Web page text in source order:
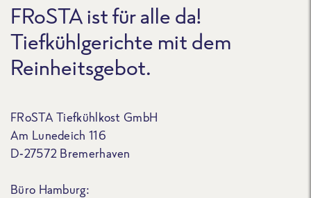
FRoSTA ist für alle da!
Tiefkühlgerichte mit dem
Reinheitsgebot.
FRoSTA Tiefkühlkost GmbH
Am Lunedeich 116
D-27572 Bremerhaven
Büro Hamburg: